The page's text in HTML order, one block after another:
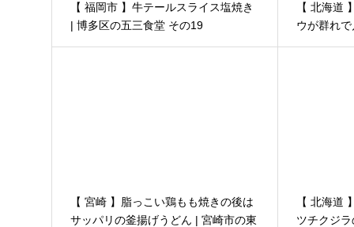
【 福岡市 】牛テールスライス塩焼き
| 博多区の五三食堂 その19
【 北海道
ウが群れ
【 宮崎 】脂っこい鶏もも焼きの後は
サッパリの釜揚げうどん | 宮崎市の東
【 北海道
ツチクジ